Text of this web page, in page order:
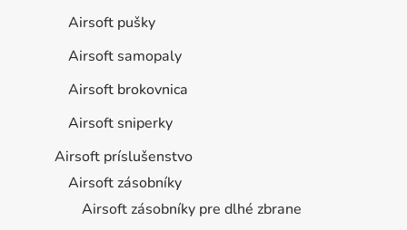
Airsoft pušky
Airsoft samopaly
Airsoft brokovnica
Airsoft sniperky
Airsoft príslušenstvo
Airsoft zásobníky
Airsoft zásobníky pre dlhé zbrane